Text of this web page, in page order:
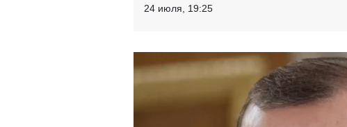
24 июля, 19:25